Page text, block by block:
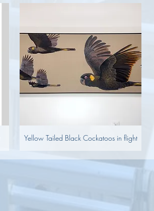
Yellow Tailed Black Cockatoos in flight